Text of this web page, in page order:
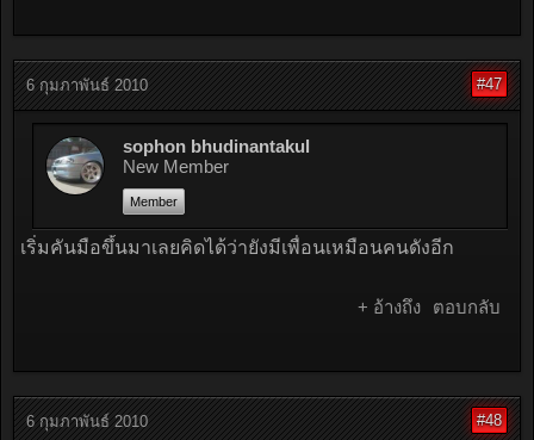
6 กุมภาพันธ์ 2010 #47
sophon bhudinantakul
New Member
Member
เริ่มคันมือขึ้นมาเลยคิดได้ว่ายังมีเพื่อนเหมือนคนดังอีก
+ อ้างถึง ตอบกลับ
6 กุมภาพันธ์ 2010 #48